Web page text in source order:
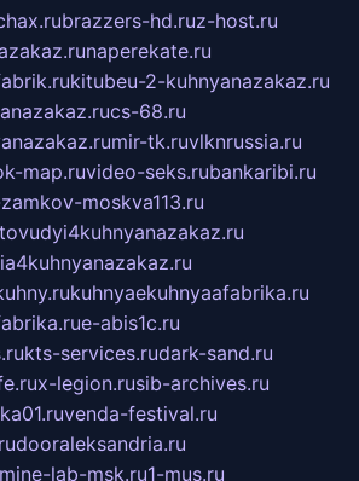
brazzers-hd.ruz-host.ru
naperekate.ru
kitubeu-2-kuhnyanazakaz.ru
cs-68.ru
mir-tk.ruvlknrussia.ru
map.ruvideo-seks.rubankaribi.ru
moskva113.ru
tovudyi4kuhnyanazakaz.ru
kuhnyaekuhnyaafabrika.ru
e-abis1c.ru
kts-services.rudark-sand.ru
x-legion.rusib-archives.ru
venda-festival.ru
dooraleksandria.ru
mine-lab-msk.ru1-mus.ru